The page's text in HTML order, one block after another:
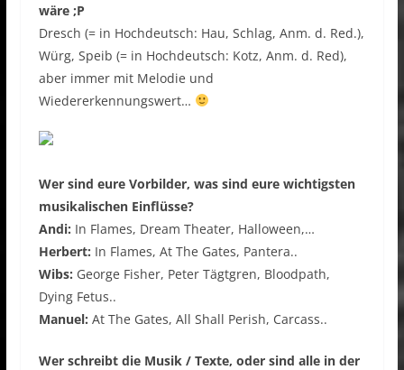
wäre ;P
Dresch (= in Hochdeutsch: Hau, Schlag, Anm. d. Red.),
Würg, Speib (= in Hochdeutsch: Kotz, Anm. d. Red),
aber immer mit Melodie und
Wiedererkennungswert…
Wer sind eure Vorbilder, was sind eure wichtigsten
musikalischen Einflüsse?
Andi: In Flames, Dream Theater, Halloween,…
Herbert: In Flames, At The Gates, Pantera..
Wibs: George Fisher, Peter Tägtgren, Bloodpath,
Dying Fetus..
Manuel: At The Gates, All Shall Perish, Carcass..
Wer schreibt die Musik / Texte, oder sind alle in der